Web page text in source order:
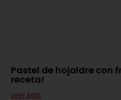
Pastel de hojaldre con
receta!
Leer Más